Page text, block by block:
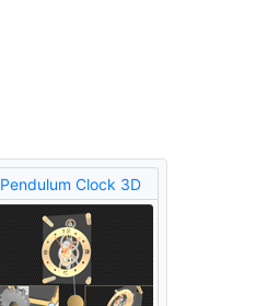
Pendulum Clock 3D